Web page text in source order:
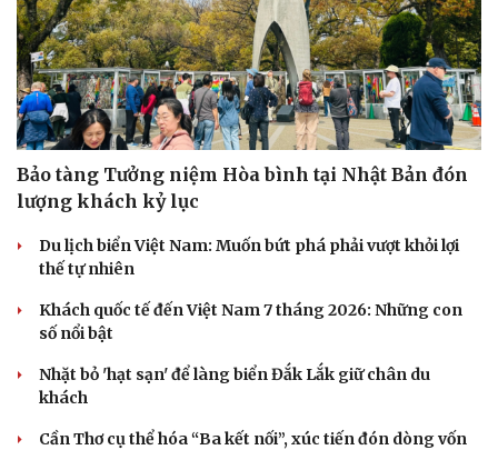
Bảo tàng Tưởng niệm Hòa bình tại Nhật Bản đón
lượng khách kỷ lục
Du lịch biển Việt Nam: Muốn bứt phá phải vượt khỏi lợi
thế tự nhiên
Khách quốc tế đến Việt Nam 7 tháng 2026: Những con
số nổi bật
Nhặt bỏ 'hạt sạn' để làng biển Đắk Lắk giữ chân du
khách
Cần Thơ cụ thể hóa “Ba kết nối”, xúc tiến đón dòng vốn